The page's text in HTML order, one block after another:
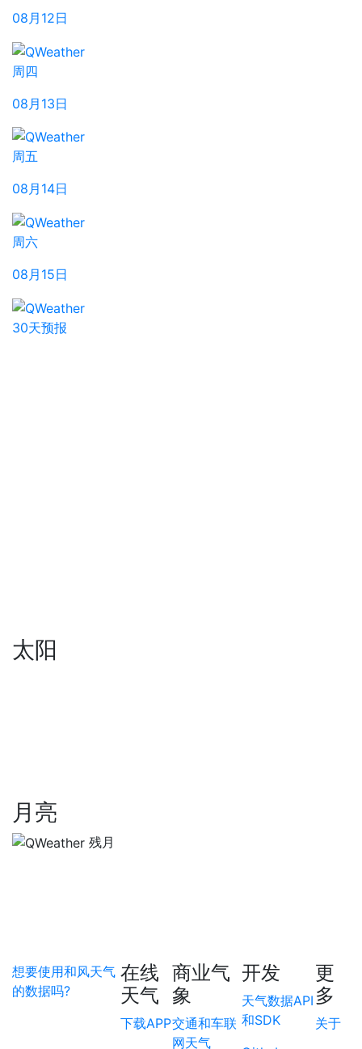
08月12日
周四
08月13日
周五
08月14日
周六
08月15日
30天预报
太阳
月亮
残月
想要使用和风天气
的数据吗?
在线
天气
下载APP
商业气
象
交通和车联
网天气
开发
天气数据API
和SDK
更
多
关于